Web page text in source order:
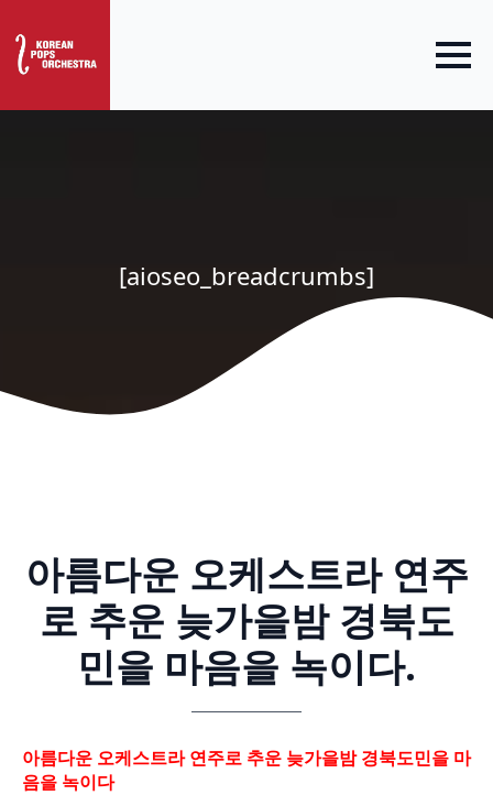
[aioseo_breadcrumbs]
아름다운 오케스트라 연주
로 추운 늦가을밤 경북도
민을 마음을 녹이다.
아름다운 오케스트라 연주로 추운 늦가을밤 경북도민을 마
음을 녹이다